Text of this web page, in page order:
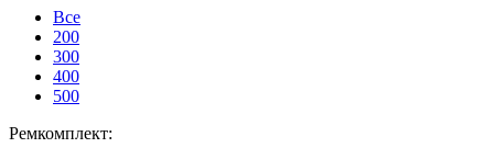
Все
200
300
400
500
Ремкомплект: